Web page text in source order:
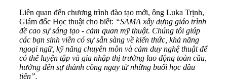
Liên quan đến chương trình đào tạo mới, ông Luka Trịnh,
Giám đốc Học thuật cho biết: “SAMA xây dựng giáo trình
đề cao sự sáng tạo - cảm quan mỹ thuật. Chúng tôi giúp
các bạn sinh viên có sự sẵn sàng về kiến thức, khả năng
ngoại ngữ, kỹ năng chuyên môn và cảm duy nghệ thuật để
có thể luyện tập và gia nhập thị trường lao động toàn cầu,
hướng đến sự thành công ngay từ những buổi học đầu
tiên”.